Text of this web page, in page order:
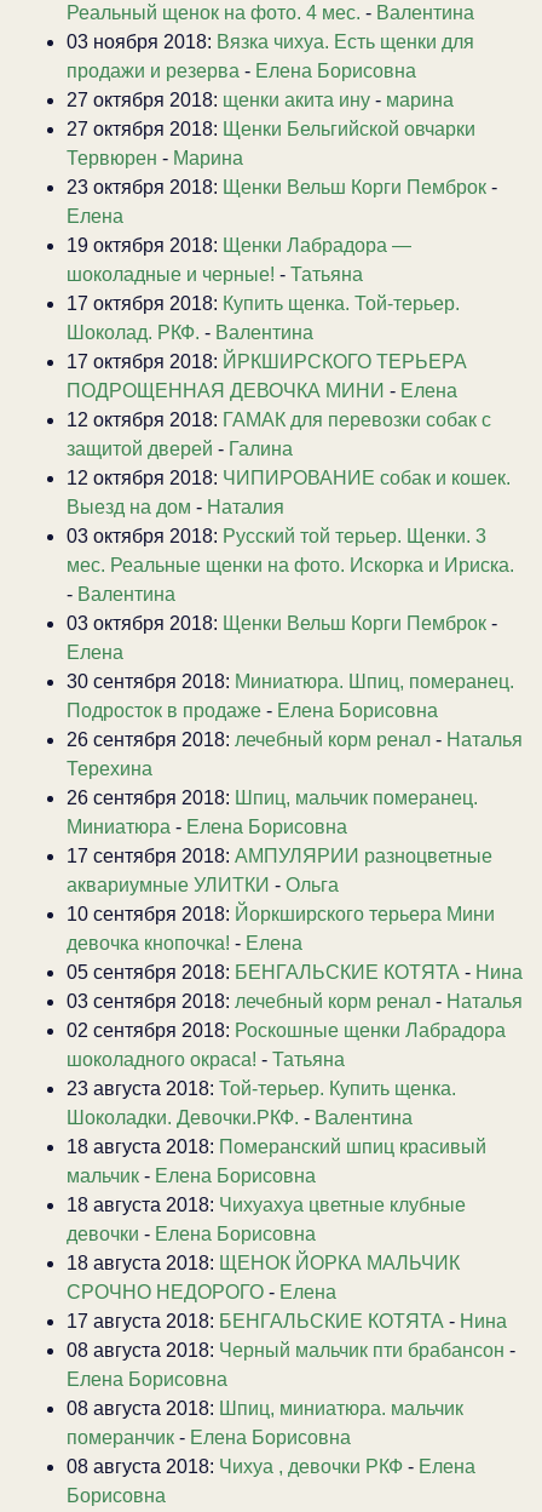
Реальный щенок на фото. 4 мес. - Валентина
03 ноября 2018: Вязка чихуа. Есть щенки для
продажи и резерва - Елена Борисовна
27 октября 2018: щенки акита ину - марина
27 октября 2018: Щенки Бельгийской овчарки
Тервюрен - Марина
23 октября 2018: Щенки Вельш Корги Пемброк -
Елена
19 октября 2018: Щенки Лабрадора —
шоколадные и черные! - Татьяна
17 октября 2018: Купить щенка. Той-терьер.
Шоколад. РКФ. - Валентина
17 октября 2018: ЙРКШИРСКОГО ТЕРЬЕРА
ПОДРОЩЕННАЯ ДЕВОЧКА МИНИ - Елена
12 октября 2018: ГАМАК для перевозки собак с
защитой дверей - Галина
12 октября 2018: ЧИПИРОВАНИЕ собак и кошек.
Выезд на дом - Наталия
03 октября 2018: Русский той терьер. Щенки. 3
мес. Реальные щенки на фото. Искорка и Ириска.
- Валентина
03 октября 2018: Щенки Вельш Корги Пемброк -
Елена
30 сентября 2018: Миниатюра. Шпиц, померанец.
Подросток в продаже - Елена Борисовна
26 сентября 2018: лечебный корм ренал - Наталья
Терехина
26 сентября 2018: Шпиц, мальчик померанец.
Миниатюра - Елена Борисовна
17 сентября 2018: АМПУЛЯРИИ разноцветные
аквариумные УЛИТКИ - Ольга
10 сентября 2018: Йоркширского терьера Мини
девочка кнопочка! - Елена
05 сентября 2018: БЕНГАЛЬСКИЕ КОТЯТА - Нина
03 сентября 2018: лечебный корм ренал - Наталья
02 сентября 2018: Роскошные щенки Лабрадора
шоколадного окраса! - Татьяна
23 августа 2018: Той-терьер. Купить щенка.
Шоколадки. Девочки.РКФ. - Валентина
18 августа 2018: Померанский шпиц красивый
мальчик - Елена Борисовна
18 августа 2018: Чихуахуа цветные клубные
девочки - Елена Борисовна
18 августа 2018: ЩЕНОК ЙОРКА МАЛЬЧИК
СРОЧНО НЕДОРОГО - Елена
17 августа 2018: БЕНГАЛЬСКИЕ КОТЯТА - Нина
08 августа 2018: Черный мальчик пти брабансон -
Елена Борисовна
08 августа 2018: Шпиц, миниатюра. мальчик
померанчик - Елена Борисовна
08 августа 2018: Чихуа , девочки РКФ - Елена
Борисовна